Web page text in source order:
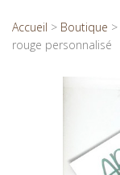
Accueil > Boutique >
rouge personnalisé